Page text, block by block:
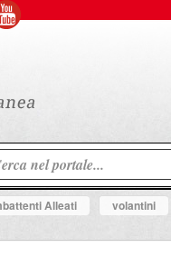
Alleati
volantini